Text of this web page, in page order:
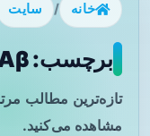
خانه / سایت
برچسب: Aβ - صفحه 1
مشاهده می‌کنید.